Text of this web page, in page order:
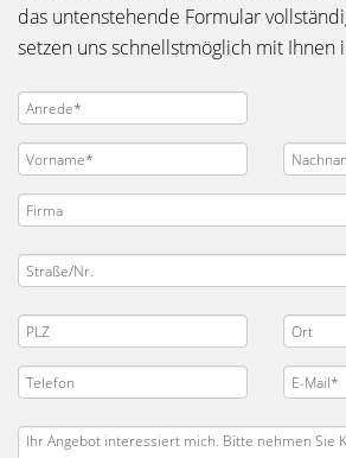
das untenstehende Formular
setzen uns schnellstmöglich mit Ihnen